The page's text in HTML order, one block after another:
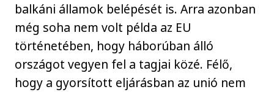
balkáni államok belépését is. Arra azonban
még soha nem volt példa az EU
történetében, hogy háborúban álló
országot vegyen fel a tagjai közé. Félő,
hogy a gyorsított eljárásban az unió nem